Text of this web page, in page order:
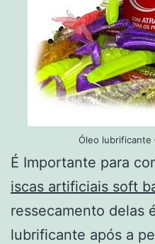
Óleo lubrificante
É Importante para
iscas artificiais soft
ressecamento delas
lubrificante após a